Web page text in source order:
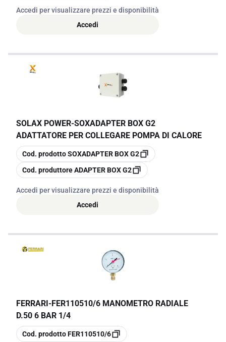
Accedi per visualizzare prezzi e disponibilità
Accedi
SOLAX POWER-SOXADAPTER BOX G2
ADATTATORE PER COLLEGARE POMPA DI CALORE
copia
Cod. prodottoSOXADAPTER BOX G2
copia
Cod. produttoreADAPTER BOX G2
Accedi per visualizzare prezzi e disponibilità
Accedi
FERRARI-FER110510/6 MANOMETRO RADIALE
D.50 6 BAR 1/4
copia
Cod. prodottoFER110510/6